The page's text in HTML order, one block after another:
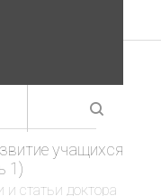
учащихся
1)
статьи доктора